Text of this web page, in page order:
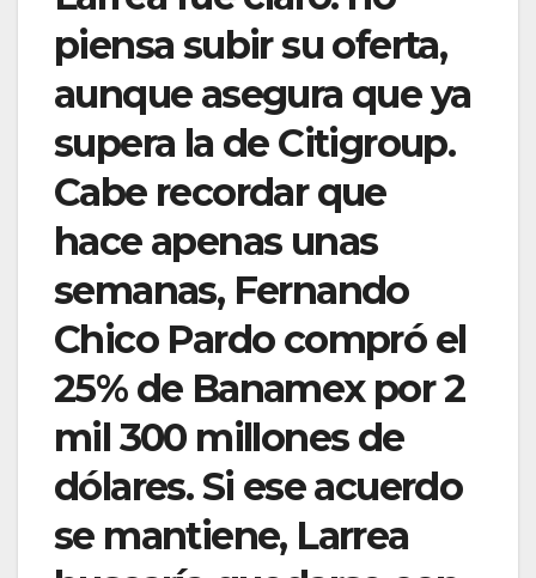
piensa subir su oferta,
aunque asegura que ya
supera la de Citigroup.
Cabe recordar que
hace apenas unas
semanas, Fernando
Chico Pardo compró el
25% de Banamex por 2
mil 300 millones de
dólares. Si ese acuerdo
se mantiene, Larrea